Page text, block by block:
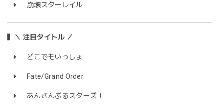
崩壊スターレイル
＼ 注目タイトル ／
どこでもいっしょ
Fate/Grand Order
あんさんぶるスターズ！